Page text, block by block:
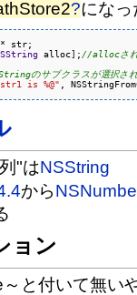
?にな
*
str;
alloc] ; //allocされ
のサブクラスが選択さ
is %@" ,
"はNSString
から
ョン
と付いて無い